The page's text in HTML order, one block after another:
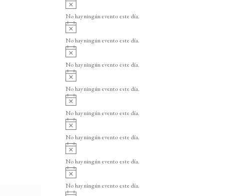
o
v
i
o
No hay ningún evento este día.
v
i
o
No hay ningún evento este día.
v
i
o
No hay ningún evento este día.
v
i
o
No hay ningún evento este día.
v
i
o
No hay ningún evento este día.
v
i
o
No hay ningún evento este día.
v
i
o
No hay ningún evento este día.
v
i
No hay ningún evento este día.